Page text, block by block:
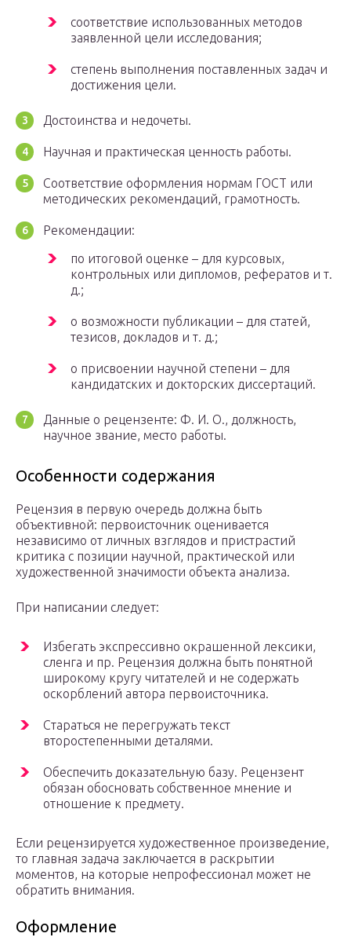
соответствие использованных методов
заявленной цели исследования;
степень выполнения поставленных задач и
достижения цели.
Достоинства и недочеты.
Научная и практическая ценность работы.
Соответствие оформления нормам ГОСТ или
методических рекомендаций, грамотность.
Рекомендации:
по итоговой оценке – для курсовых,
контрольных или дипломов, рефератов и т.
д.;
о возможности публикации – для статей,
тезисов, докладов и т. д.;
о присвоении научной степени – для
кандидатских и докторских диссертаций.
Данные о рецензенте: Ф. И. О., должность,
научное звание, место работы.
Особенности содержания
Рецензия в первую очередь должна быть
объективной: первоисточник оценивается
независимо от личных взглядов и пристрастий
критика с позиции научной, практической или
художественной значимости объекта анализа.
При написании следует:
Избегать экспрессивно окрашенной лексики,
сленга и пр. Рецензия должна быть понятной
широкому кругу читателей и не содержать
оскорблений автора первоисточника.
Стараться не перегружать текст
второстепенными деталями.
Обеспечить доказательную базу. Рецензент
обязан обосновать собственное мнение и
отношение к предмету.
Если рецензируется художественное произведение,
то главная задача заключается в раскрытии
моментов, на которые непрофессионал может не
обратить внимания.
Оформление